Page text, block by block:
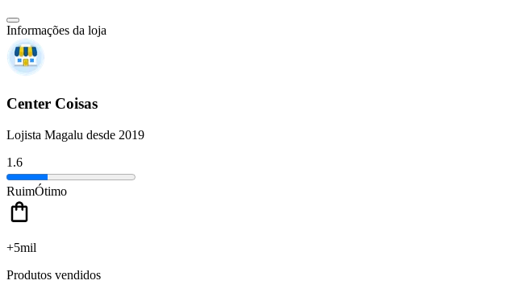
Informações da loja
Center Coisas
Lojista Magalu desde 2019
1.6
RuimÓtimo
+5mil
Produtos vendidos